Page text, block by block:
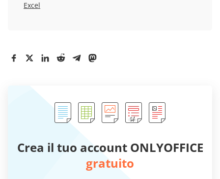
Excel
Crea il tuo account ONLYOFFICE
gratuito